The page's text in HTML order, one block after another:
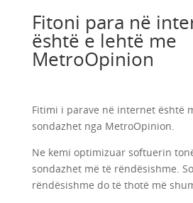
Fitoni para në
është e lehtë me
MetroOpinion
Fitimi i parave në internet është
sondazhet nga MetroOpinion.
Ne kemi optimizuar softuerin
sondazhet më të rëndësishme.
rëndësishme do të thotë më